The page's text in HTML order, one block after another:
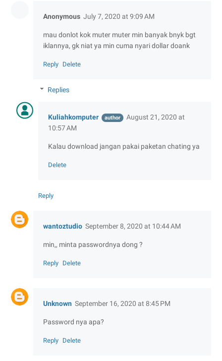
Anonymous July 7, 2020 at 9:09 AM
mau donlot kok muter muter min banyak bnyk bgt
iklannya, gk niat ya min cuma nyari dollar doank
Reply Delete
Replies
Kuliahkomputer
August 21, 2020 at
10:57 AM
Kalau download jangan pakai paketan chating ya
Delete
Reply
wantoztudio September 8, 2020 at 10:44 AM
min,, minta passwordnya dong ?
Reply Delete
Unknown September 16, 2020 at 8:45 PM
Password nya apa?
Reply Delete